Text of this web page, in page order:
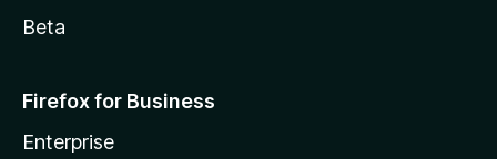
Beta
Firefox for Business
Enterprise